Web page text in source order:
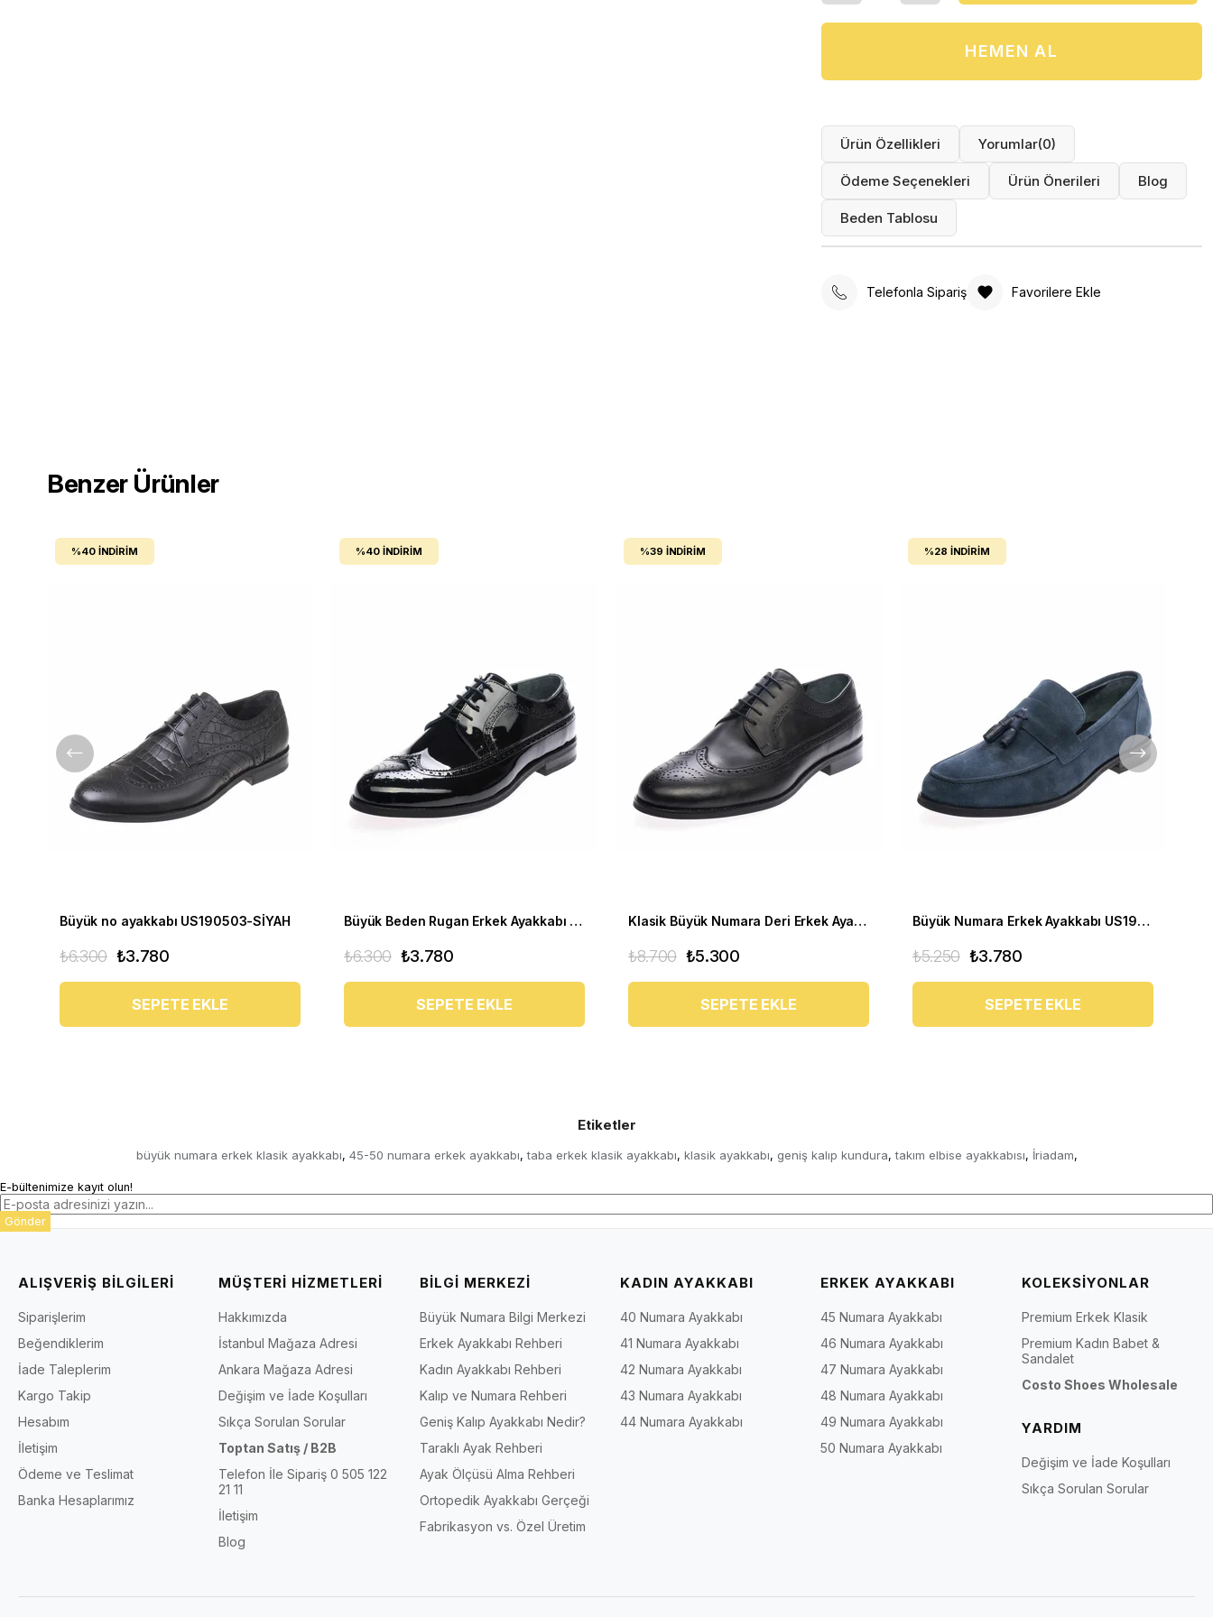
Ürün Özellikleri Yorumlar(0)
Ödeme Seçenekleri Ürün Önerileri Blog
Beden Tablosu
Telefonla Sipariş Favorilere Ekle
Benzer Ürünler
Büyük no ayakkabı US190503-SİYAH
₺3.780
₺6.300
SEPETE EKLE
%40 İNDIRIM
Büyük Beden Rugan Erkek Ayakkabı US190504-SİYAH
₺3.780
₺6.300
SEPETE EKLE
%40 İNDIRIM
Klasik Büyük Numara Deri Erkek Ayakkabısı US190505-SİYAH
₺5.300
₺8.700
SEPETE EKLE
%39 İNDIRIM
Büyük Numara Erkek Ayakkabı US190507
₺3.780
₺5.250
SEPETE EKLE
%28 İNDIRIM
Etiketler
büyük numara erkek klasik ayakkabı, 45-50 numara erkek ayakkabı, taba erkek klasik ayakkabı, klasik ayakkabı, geniş kalıp kundura, takım elbise ayakkabısı, İriadam,
E-bültenimize kayıt olun!
Gönder
ALIŞVERİŞ BİLGİLERİ
Siparişlerim
Beğendiklerim
İade Taleplerim
Kargo Takip
Hesabım
İletişim
Ödeme ve Teslimat
Banka Hesaplarımız
MÜŞTERİ HİZMETLERİ
Hakkımızda
İstanbul Mağaza Adresi
Ankara Mağaza Adresi
Değişim ve İade Koşulları
Sıkça Sorulan Sorular
Toptan Satış / B2B
Telefon İle Sipariş 0 505 122
21 11
İletişim
Blog
BİLGİ MERKEZİ
Büyük Numara Bilgi Merkezi
Erkek Ayakkabı Rehberi
Kadın Ayakkabı Rehberi
Kalıp ve Numara Rehberi
Geniş Kalıp Ayakkabı Nedir?
Taraklı Ayak Rehberi
Ayak Ölçüsü Alma Rehberi
Ortopedik Ayakkabı Gerçeği
Fabrikasyon vs. Özel Üretim
KADIN AYAKKABI
40 Numara Ayakkabı
41 Numara Ayakkabı
42 Numara Ayakkabı
43 Numara Ayakkabı
44 Numara Ayakkabı
ERKEK AYAKKABI
45 Numara Ayakkabı
46 Numara Ayakkabı
47 Numara Ayakkabı
48 Numara Ayakkabı
49 Numara Ayakkabı
50 Numara Ayakkabı
KOLEKSİYONLAR
Premium Erkek Klasik
Premium Kadın Babet &
Sandalet
Costo Shoes Wholesale
YARDIM
Değişim ve İade Koşulları
Sıkça Sorulan Sorular